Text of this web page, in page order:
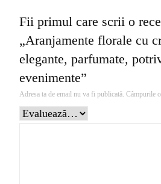
Fii primul care scrii o
„Aranjamente florale cu
elegante, parfumate,
evenimente”
Adresa ta de email nu va fi publicată. Câmpurile